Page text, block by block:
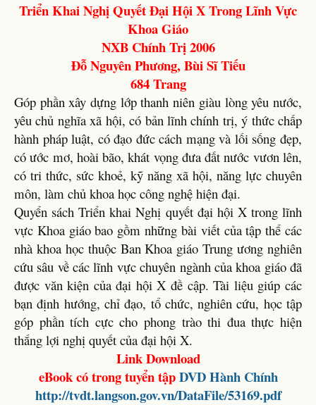
Triển Khai Nghị Quyết Đại Hội X Trong Lĩnh Vực
Khoa Giáo
NXB Chính Trị 2006
Đỗ Nguyên Phương, Bùi Sĩ Tiếu
684 Trang
Góp phần xây dựng lớp thanh niên giàu lòng yêu nước,
yêu chủ nghĩa xã hội, có bản lĩnh chính trị, ý thức chấp
hành pháp luật, có đạo đức cách mạng và lối sống đẹp,
có ước mơ, hoài bão, khát vọng đưa đất nước vươn lên,
có tri thức, sức khoẻ, kỹ năng xã hội, năng lực chuyên
môn, làm chủ khoa học công nghệ hiện đại.
Quyển sách Triển khai Nghị quyết đại hội X trong lĩnh
vực Khoa giáo bao gồm những bài viết của tập thể các
nhà khoa học thuộc Ban Khoa giáo Trung ương nghiên
cứu sâu về các lĩnh vực chuyên ngành của khoa giáo đã
được văn kiện của đại hội X đề cập. Tài liệu giúp các
bạn định hướng, chỉ đạo, tổ chức, nghiên cứu, học tập
góp phần tích cực cho phong trào thi đua thực hiện
thắng lợi nghị quyết của đại hội X.
Link Download
eBook có trong tuyển tậpDVDHành Chính
http://tvdt.langson.gov.vn/DataFile/53169.pdf